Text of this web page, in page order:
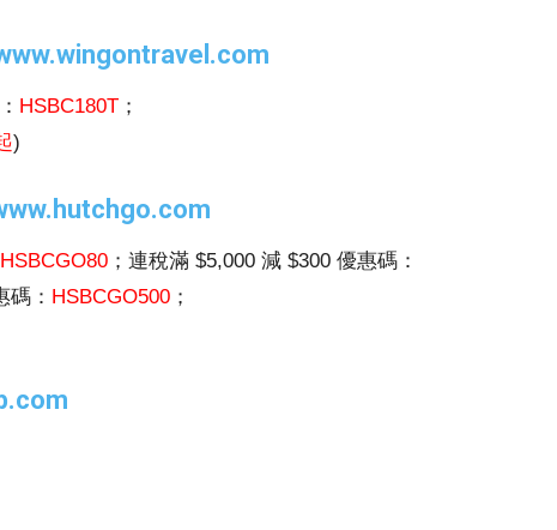
HSBC180T ；
)
HSBCGO80 ；連稅滿 $5,000 減 $300 優惠碼：
碼： HSBCGO500 ；